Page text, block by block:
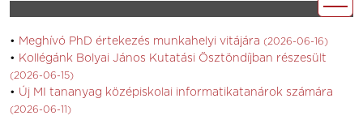
Meghívó PhD értekezés munkahelyi vitájára (2026-06-16)
Kollégánk Bolyai János Kutatási Ösztöndíjban részesült
(2026-06-15)
Új MI tananyag középiskolai informatikatanárok számára
(2026-06-11)